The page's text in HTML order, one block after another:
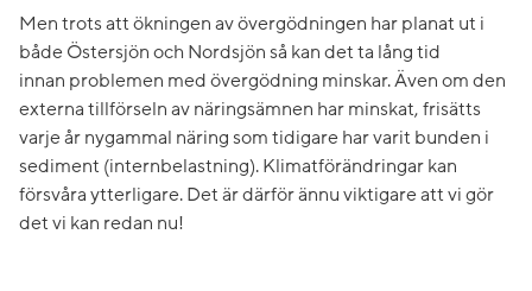
Men trots att ökningen av övergödningen har planat ut i
både Östersjön och Nordsjön så kan det ta lång tid
innan problemen med övergödning minskar. Även om den
externa tillförseln av näringsämnen har minskat, frisätts
varje år nygammal näring som tidigare har varit bunden i
sediment (internbelastning). Klimatförändringar kan
försvåra ytterligare. Det är därför ännu viktigare att vi gör
det vi kan redan nu!